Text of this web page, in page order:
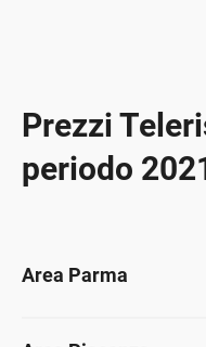
Prezzi
periodo
Area Parma